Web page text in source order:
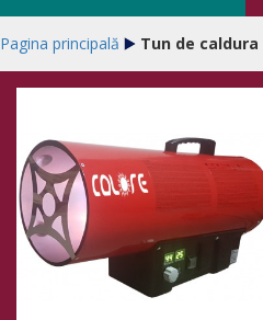
Pagina principală Tun de caldura